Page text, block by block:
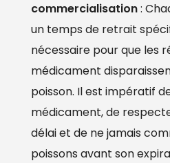
commercialisation:
un temps de retrait
nécessaire pour que les
médicament
poisson. Il est impératif
médicament, de
délai et de ne jamais
poissons avant son